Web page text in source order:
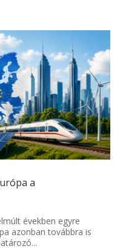
a
években egyre
azonban továbbra is